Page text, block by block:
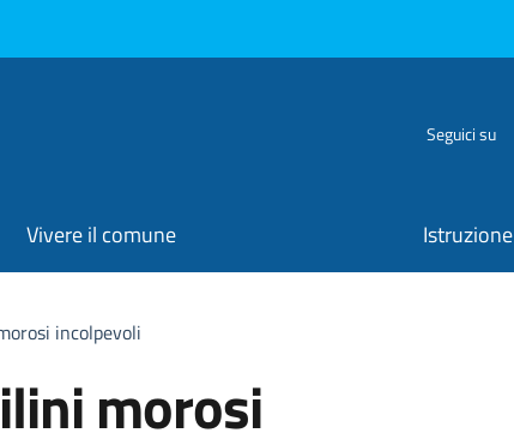
Seguici su
Vivere il comune Istruzione
incolpevoli
morosi